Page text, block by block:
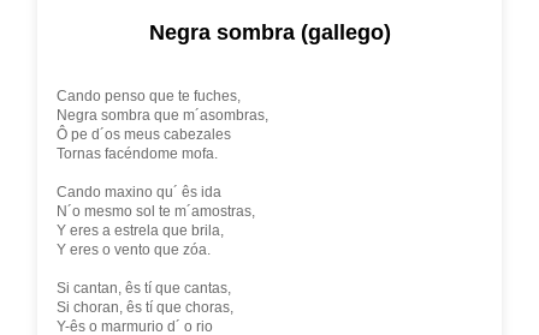
Negra sombra (gallego)
Cando penso que te fuches,
Negra sombra que m´asombras,
Ô pe d´os meus cabezales
Tornas facéndome mofa.
Cando maxino qu´ ês ida
N´o mesmo sol te m´amostras,
Y eres a estrela que brila,
Y eres o vento que zóa.
Si cantan, ês tí que cantas,
Si choran, ês tí que choras,
Y-ês o marmurio d´ o rio